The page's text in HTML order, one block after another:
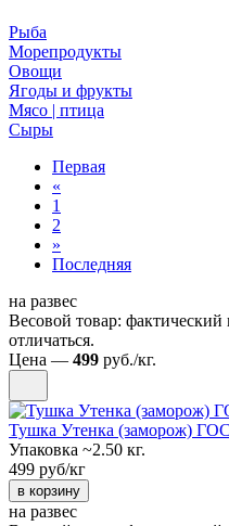
Рыба
Морепродукты
Овощи
Ягоды и фрукты
Мясо | птица
Сыры
Первая
«
1
2
»
Последняя
на развес
Весовой товар:
отличаться.
Цена — 499 руб./кг.
Тушка Утенка (заморож)
Упаковка ~2.50 кг.
499 руб/кг
в корзину
на развес